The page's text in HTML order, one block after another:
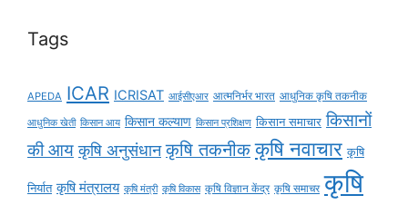
Tags
APEDA ICAR ICRISAT आईसीएआर आत्मनिर्भर भारत आधुनिक कृषि तकनीक
आधुनिक खेती किसान आय किसान कल्याण किसान प्रशिक्षण किसान समाचार किसानों
की आय कृषि अनुसंधान कृषि तकनीक कृषि नवाचार कृषि
निर्यात कृषि मंत्रालय कृषि मंत्री कृषि विकास कृषि विज्ञान केंद्र कृषि समाचर कृषि